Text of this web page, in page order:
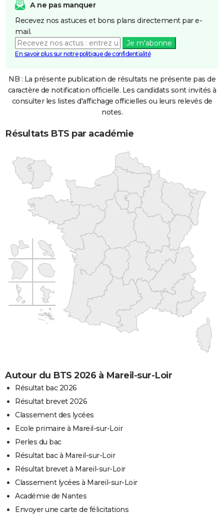
A ne pas manquer
Recevez nos astuces et bons plans directement par e-
mail.
Je m'abonne
En savoir plus sur notre politique de confidentialité
NB : La présente publication de résultats ne présente pas de
caractère de notification officielle. Les candidats sont invités à
consulter les listes d'affichage officielles ou leurs relevés de
notes.
Résultats BTS par académie
Autour du BTS 2026 à Mareil-sur-Loir
Résultat bac 2026
Résultat brevet 2026
Classement des lycées
Ecole primaire à Mareil-sur-Loir
Perles du bac
Résultat bac à Mareil-sur-Loir
Résultat brevet à Mareil-sur-Loir
Classement lycées à Mareil-sur-Loir
Académie de Nantes
Envoyer une carte de félicitations